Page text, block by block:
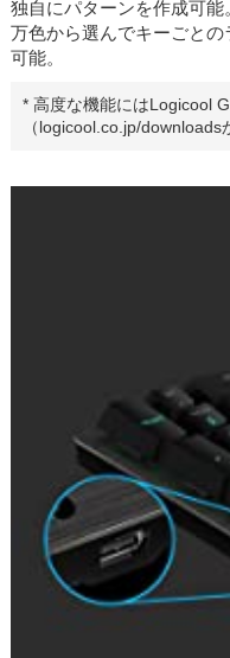
独自にパターンを作成可
万色から選んでキーごと
可能。
* 高度な機能にはLogicool G
（logicool.co.jp/downloads